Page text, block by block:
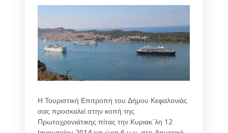
Η Τουριστική Επιτροπή του Δήμου Κεφαλονιάς
σας προσκαλεί στην κοπή της
Πρωτοχρονιάτικης πίτας την Κυριακ΄λη 12